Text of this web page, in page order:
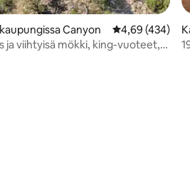
4,94/5, 49 arvostelua
Canyon
4,69 (434)
ja viihtyisä mökki, king-vuoteet,